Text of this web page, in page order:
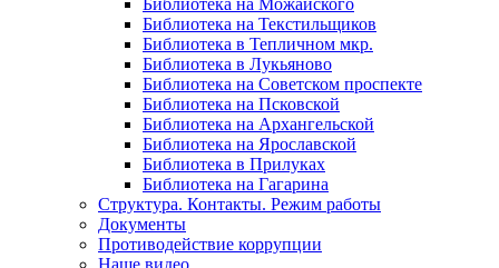
Библиотека на Текстильщиков
Библиотека в Тепличном мкр.
Библиотека в Лукьяново
Библиотека на Советском проспекте
Библиотека на Псковской
Библиотека на Архангельской
Библиотека на Ярославской
Библиотека в Прилуках
Библиотека на Гагарина
Структура. Контакты. Режим работы
Документы
Противодействие коррупции
Наше видео